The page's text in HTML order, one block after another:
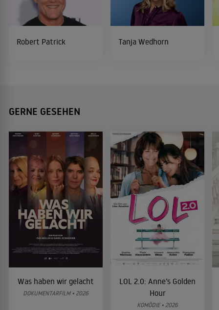
Robert Patrick Tanja Wedhorn
GERNE GESEHEN
Was haben wir gelacht
DOKUMENTARFILM • 2026
LOL 2.0: Anne’s Golden
Hour
KOMÖDIE • 2026